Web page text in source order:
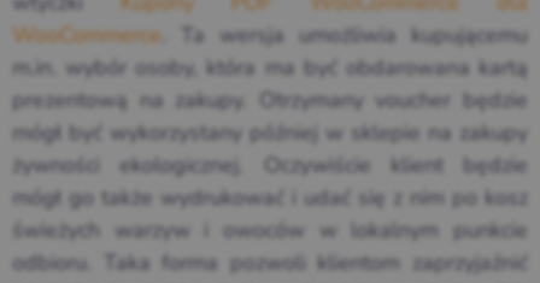
WooCommerce . Ta wersja umożliwia kupującemu
m.in. wybór osoby, która ma być obdarowana kartą
prezentową na zakupy. Otrzymany voucher będzie
mógł być wykorzystany później w sklepie na zakupy
żywności ekologicznej. Oczywiście klient będzie
mógł go także wydrukować i udać się z nim po kosz
świeżych warzyw i owoców w lokalnym punkcie
odbioru. Taka forma pozwoli klientom zaprzyjaźnić